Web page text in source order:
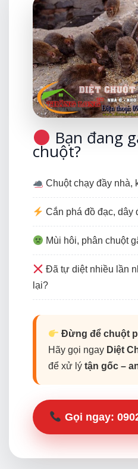
Bạn đang
chuột?
Chuột chạy đầy nhà,
Cắn phá đồ đạc, dây
Mùi hôi, phân chuột
Đã tự diệt nhiều lần
lại?
Đừng để chuột
Hãy gọi ngay Diệt
để xử lý tận gốc –
Gọi ngay: